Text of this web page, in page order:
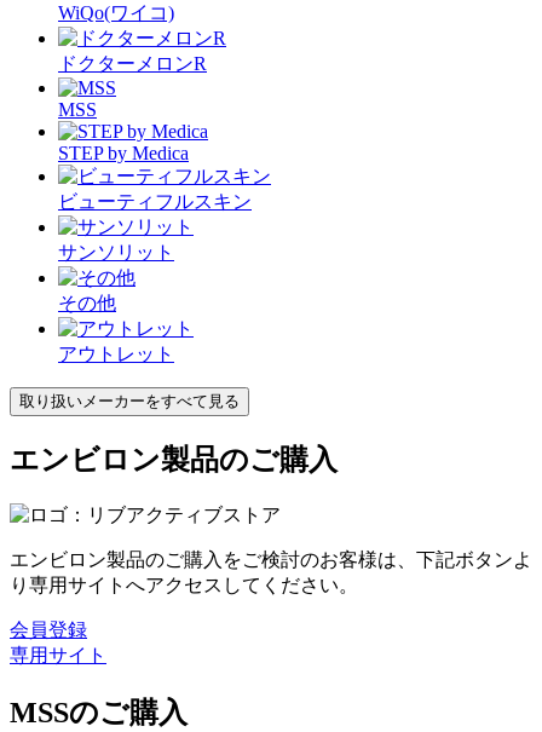
WiQo(ワイコ)
ドクターメロンR
MSS
STEP by Medica
ビューティフルスキン
サンソリット
その他
アウトレット
取り扱いメーカーをすべて見る
エンビロン製品のご購入
エンビロン製品のご購入をご検討のお客様は、下記ボタンよ
り専用サイトへアクセスしてください。
会員登録
専用サイト
MSSのご購入